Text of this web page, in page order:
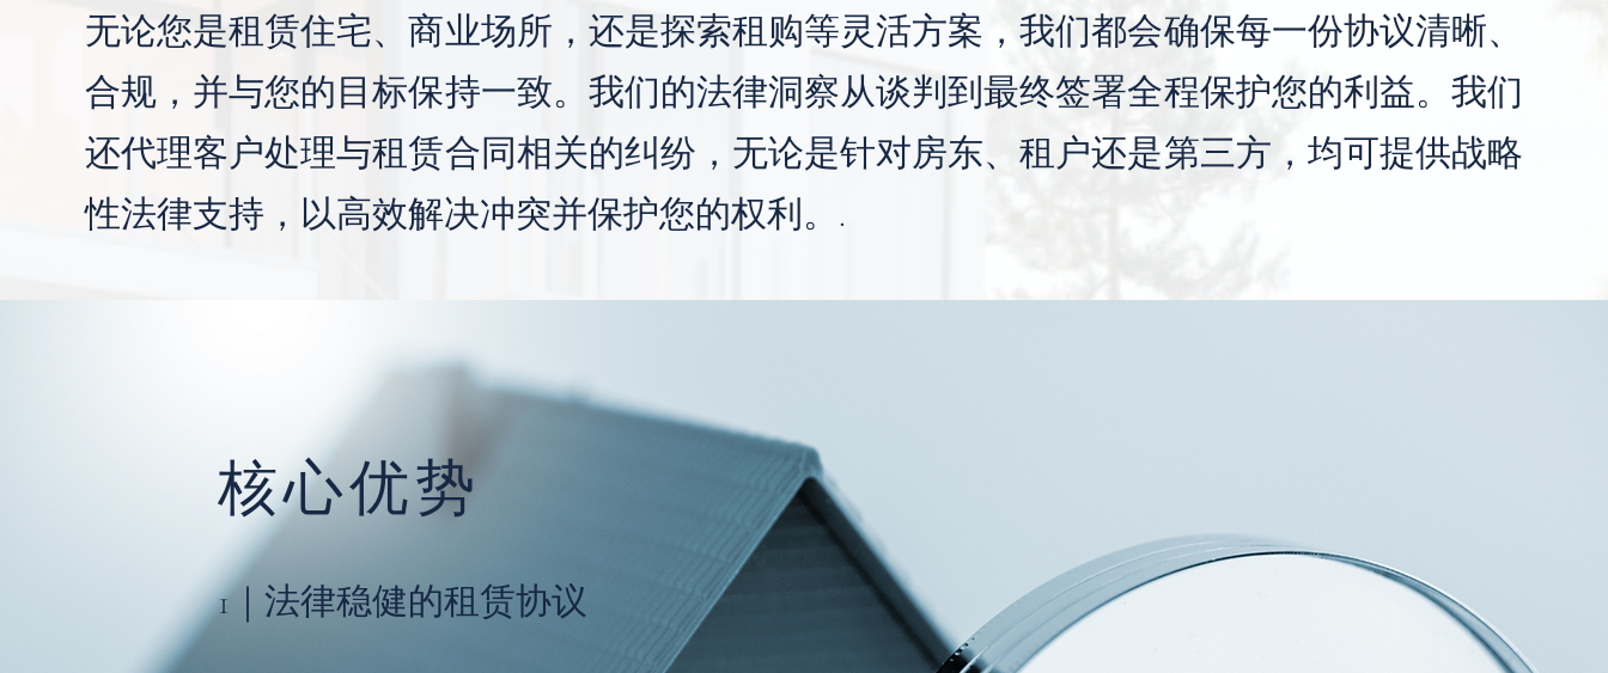
无论您是租赁住宅、商业场所，还是探索租购等灵活方案，我们都会确保每一份协议清晰、
合规，并与您的目标保持一致。我们的法律洞察从谈判到最终签署全程保护您的利益。我们
还代理客户处理与租赁合同相关的纠纷，无论是针对房东、租户还是第三方，均可提供战略
性法律支持，以高效解决冲突并保护您的权利。.
核心优势
1｜法律稳健的租赁协议